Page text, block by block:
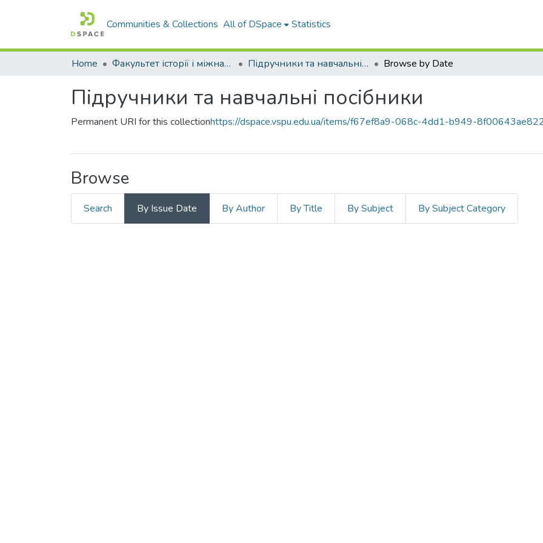
Communities & Collections All of DSpace Statistics
Home Факультет історії і міжнародних відносин Підручники та навчальні посібники Browse by Date
Підручники та навчальні посібники
Permanent URI for this collectionhttps://dspace.vspu.edu.ua/items/f67ef8a9-068c-4dd1-b949-
Browse
Search By Issue Date By Author By Title By Subject By Subject Category